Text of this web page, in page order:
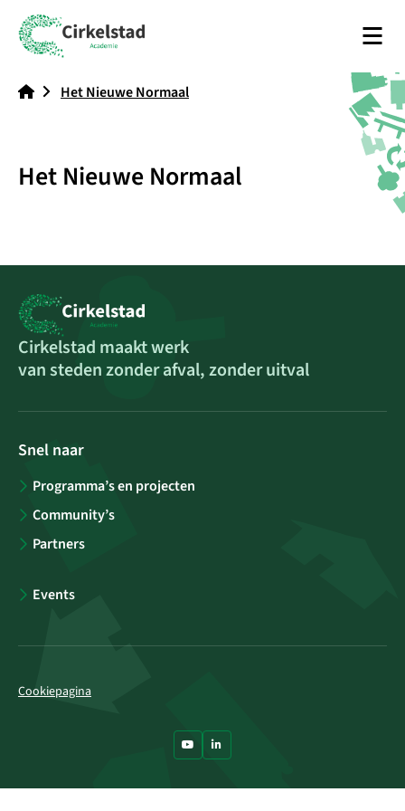
Menu
Het Nieuwe Normaal
Het Nieuwe Normaal
Cirkelstad maakt werk
van steden zonder afval, zonder uitval
Snel naar
Programma’s en projecten
Community’s
Partners
Events
Cookiepagina
Ga naar Youtube
Ga naar LinkedIn